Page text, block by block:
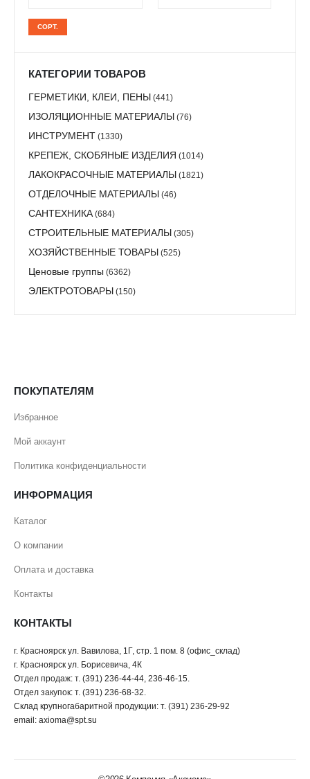
цена
цена
СОРТ.
КАТЕГОРИИ ТОВАРОВ
ГЕРМЕТИКИ, КЛЕИ, ПЕНЫ (441)
ИЗОЛЯЦИОННЫЕ МАТЕРИАЛЫ (76)
ИНСТРУМЕНТ (1330)
КРЕПЕЖ, СКОБЯНЫЕ ИЗДЕЛИЯ (1014)
ЛАКОКРАСОЧНЫЕ МАТЕРИАЛЫ (1821)
ОТДЕЛОЧНЫЕ МАТЕРИАЛЫ (46)
САНТЕХНИКА (684)
СТРОИТЕЛЬНЫЕ МАТЕРИАЛЫ (305)
ХОЗЯЙСТВЕННЫЕ ТОВАРЫ (525)
Ценовые группы (6362)
ЭЛЕКТРОТОВАРЫ (150)
ПОКУПАТЕЛЯМ
Избранное
Мой аккаунт
Политика конфиденциальности
ИНФОРМАЦИЯ
Каталог
О компании
Оплата и доставка
Контакты
КОНТАКТЫ
г. Красноярск ул. Вавилова, 1Г, стр. 1 пом. 8 (офис_склад)
г. Красноярск ул. Борисевича, 4К
Отдел продаж: т. (391) 236-44-44, 236-46-15.
Отдел закупок: т. (391) 236-68-32.
Склад крупногабаритной продукции: т. (391) 236-29-92
email: axioma@spt.su